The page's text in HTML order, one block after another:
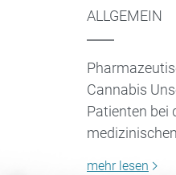
ALLGEMEIN
Cannabis
Patienten bei
mehr lesen